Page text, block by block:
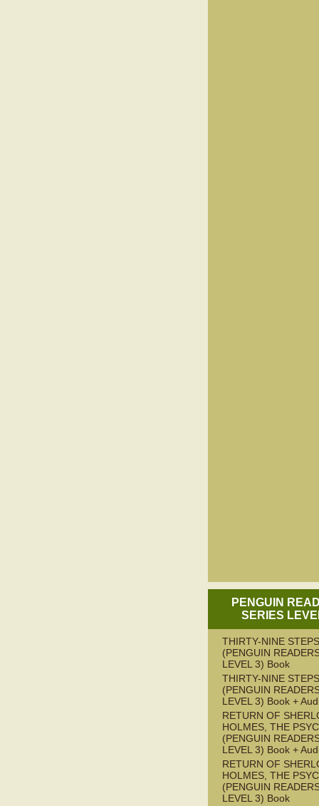
PENGUIN
SERIES
THIRTY-NINE
(PENGUIN
LEVEL 3) Book
THIRTY-NINE
(PENGUIN
LEVEL 3) Book +
RETURN OF
HOLMES, THE
(PENGUIN
LEVEL 3) Book +
RETURN OF
HOLMES, THE
(PENGUIN
LEVEL 3) Book